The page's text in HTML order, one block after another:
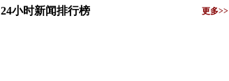
24小时新闻排行榜 更多>>